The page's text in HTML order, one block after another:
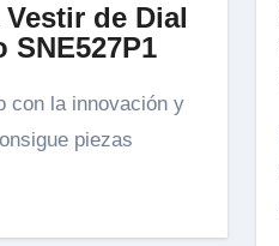
de Dial
SNE527P1
piezas